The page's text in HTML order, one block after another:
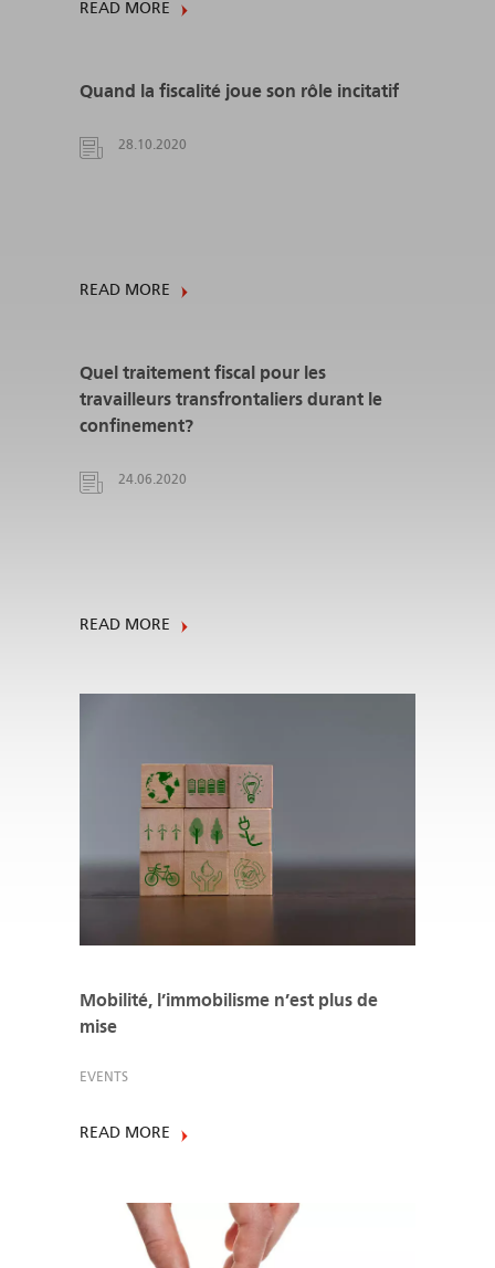
READ MORE
Quand la fiscalité joue son rôle incitatif
28.10.2020
READ MORE
Quel traitement fiscal pour les
travailleurs transfrontaliers durant le
confinement?
24.06.2020
READ MORE
Mobilité, l’immobilisme n’est plus de
mise
EVENTS
READ MORE